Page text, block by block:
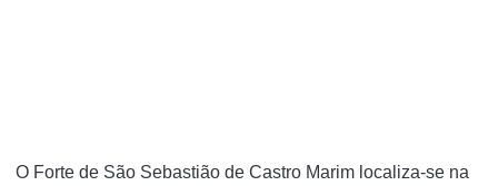
O Forte de São Sebastião de Castro Marim localiza-se na